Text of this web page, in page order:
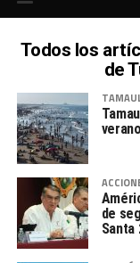
Todos los
de
de
Santa